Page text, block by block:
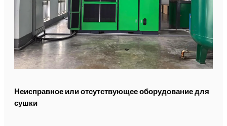
Неисправное или отсутствующее оборудование для
сушки